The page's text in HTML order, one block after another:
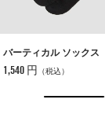
バーティカル ソックス
1,540 円 （税込）